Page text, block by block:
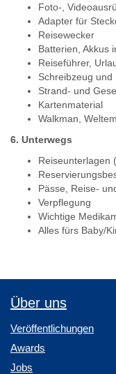
Foto-,
Adapter für
Reisewecker
Batterien, Akkus
Reiseführer,
Schreibzeug und
Strand- und
Kartenmaterial
Walkman,
6. Unterwegs
Reiseunterlagen
Pässe, Reise-
Verpflegung
Wichtige
Alles fürs Baby/
Über uns
Veröffentlichungen
Awards
Jobs